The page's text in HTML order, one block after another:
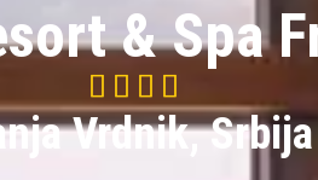
& Spa
   
Vrdnik, Srbija